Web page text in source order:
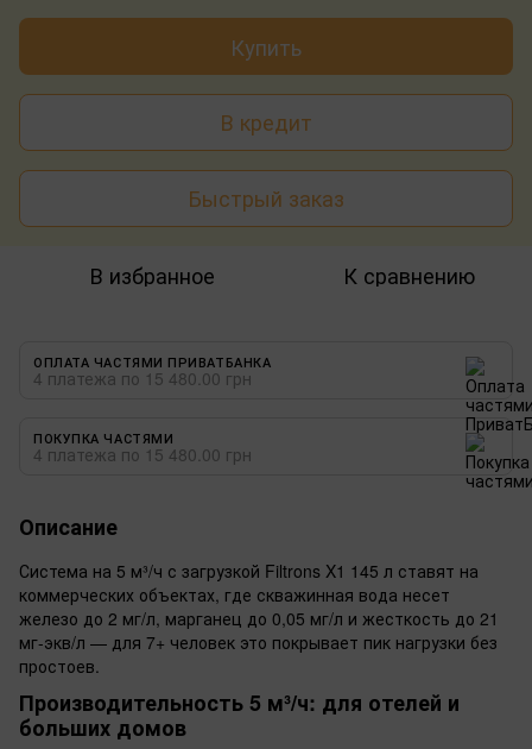
Купить
В кредит
Быстрый заказ
В избранное К сравнению
ОПЛАТА ЧАСТЯМИ ПРИВАТБАНКА
4 платежа по 15 480.00 грн
ПОКУПКА ЧАСТЯМИ
4 платежа по 15 480.00 грн
Описание
Система на 5 м³/ч с загрузкой Filtrons X1 145 л ставят на
коммерческих объектах, где скважинная вода несет
железо до 2 мг/л, марганец до 0,05 мг/л и жесткость до 21
мг-экв/л — для 7+ человек это покрывает пик нагрузки без
простоев.
Производительность 5 м³/ч: для отелей и
больших домов